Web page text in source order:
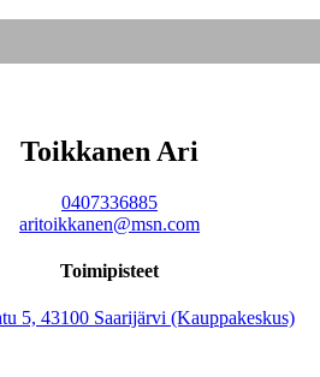
Toikkanen Ari
0407336885
aritoikkanen@msn.com
Toimipisteet
5, 43100 Saarijärvi (Kauppakeskus)